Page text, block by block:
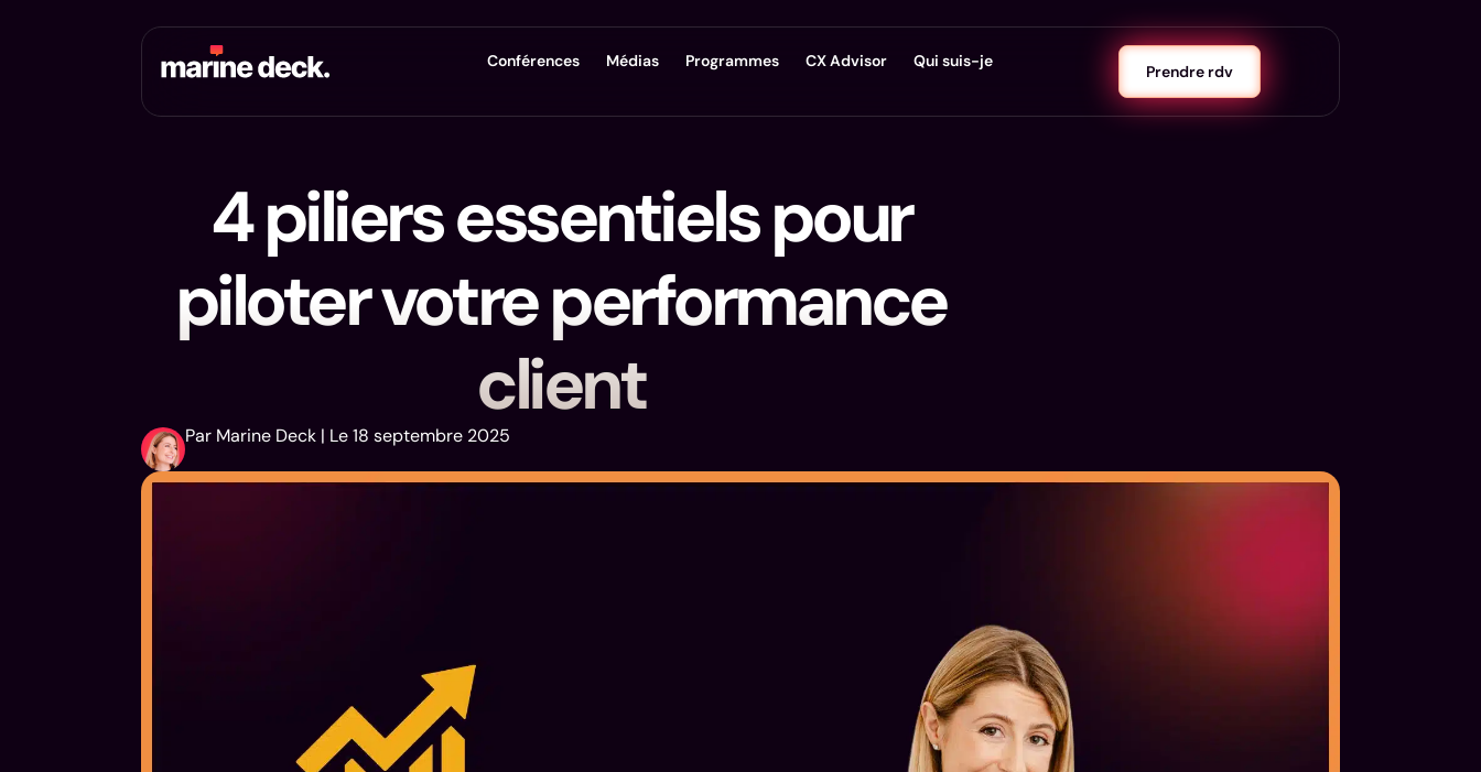
Conférences Médias Programmes CX Advisor Qui suis-je
Prendre rdv
4 piliers essentiels pour
piloter votre performance
client
Par Marine Deck | Le 18 septembre 2025